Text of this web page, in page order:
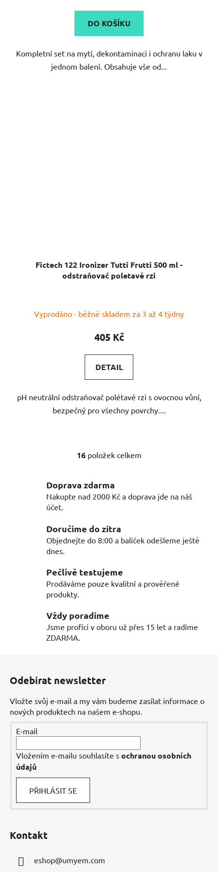
DO KOŠÍKU
Kompletní set na mytí, dekontaminaci i ochranu laku v
jednom balení. Obsahuje vše od...
Fictech 122 Ironizer Tutti Frutti 500 ml -
odstraňovač poletavé rzi
Vyprodáno - běžně skladem za 3 až 4 týdny
405 Kč
DETAIL
pH neutrální odstraňovač polétavé rzi s ovocnou vůní,
bezpečný pro všechny povrchy....
O
l
á
d
c
í
p
k
y
p
i
16položek celkem
Doprava zdarma
Nakupte nad 2000 Kč a doprava jde na náš
účet.
Doručíme do zítra
Objednejte do 8:00 a balíček odešleme ještě
dnes.
Pečlivě testujeme
Prodáváme pouze kvalitní a prověřené
produkty.
Vždy poradíme
Jsme profíci v oboru už přes 15 let a radíme
ZDARMA.
Odebírat newsletter
Vložte svůj e-mail a my vám budeme zasílat informace o
nových produktech na našem e-shopu.
E-mail
Vložením e-mailu souhlasíte s ochranou osobních
údajů
PŘIHLÁSIT SE
Kontakt
eshop@umyem.com